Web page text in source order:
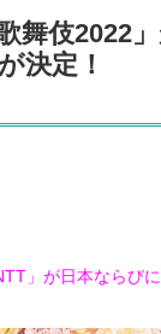
舞伎2022
決定！
」が日本ならび